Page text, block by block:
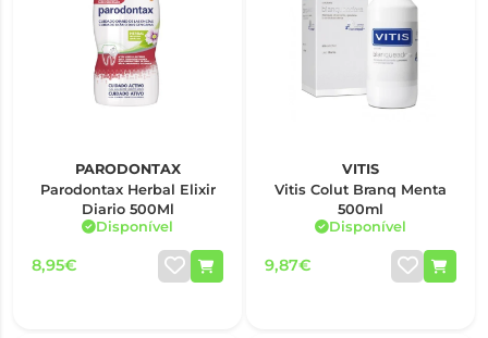
PARODONTAX
Parodontax Herbal Elixir
Diario 500Ml
Disponível
8,95€
VITIS
Vitis Colut Branq Menta
500ml
Disponível
9,87€